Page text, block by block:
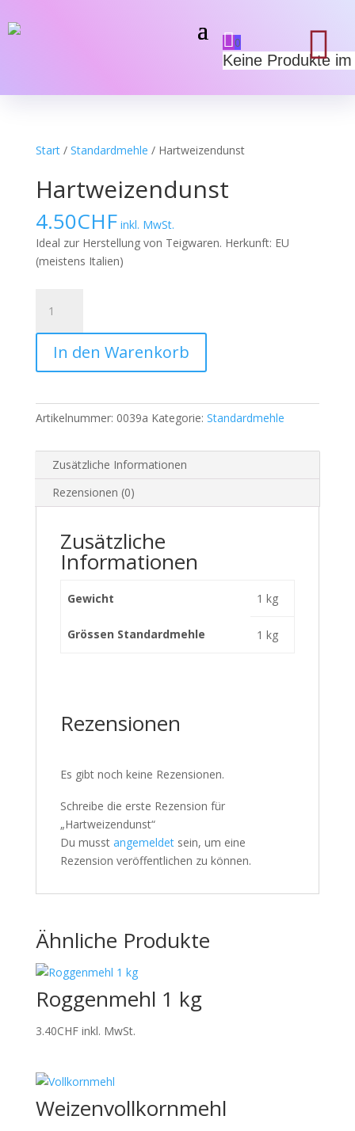
0
Keine Produkte

Start/ Standardmehle / Hartweizendunst
Hartweizendunst
4.50CHF inkl. MwSt.
Ideal zur Herstellung von Teigwaren. Herkunft: EU
(meistens Italien)
Menge
In den Warenkorb
Artikelnummer: 0039a Kategorie: Standardmehle
Zusätzliche Informationen
Rezensionen (0)
Zusätzliche
Informationen
Gewicht 1 kg
Grössen Standardmehle 1 kg
Rezensionen
Es gibt noch keine Rezensionen.
Schreibe die erste Rezension für
„Hartweizendunst“
Du musst angemeldetsein, um eine
Rezension veröffentlichen zu können.
Ähnliche Produkte
Roggenmehl 1 kg
3.40CHF inkl. MwSt.
Weizenvollkornmehl